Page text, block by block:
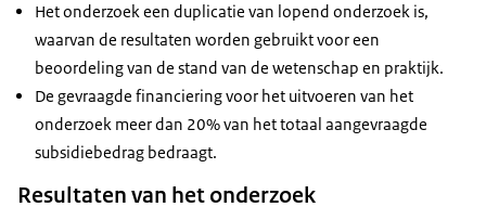
Het onderzoek een duplicatie van lopend onderzoek is,
waarvan de resultaten worden gebruikt voor een
beoordeling van de stand van de wetenschap en praktijk.
De gevraagde financiering voor het uitvoeren van het
onderzoek meer dan 20% van het totaal aangevraagde
subsidiebedrag bedraagt.
Resultaten van het onderzoek